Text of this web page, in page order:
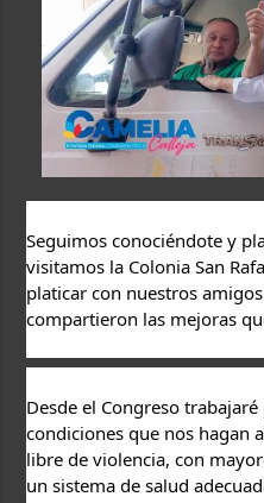
Seguimos conociéndote y
visitamos la Colonia San
platicar con nuestros
compartieron las mejoras
Desde el Congreso
condiciones que nos hagan
libre de violencia, con
un sistema de salud